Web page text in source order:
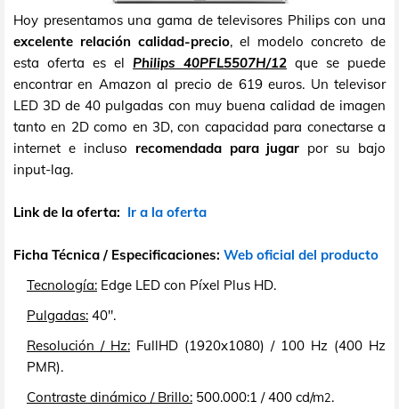
Hoy presentamos una gama de televisores Philips con una
excelente relación calidad-precio, el modelo concreto de
esta oferta es el Philips 40PFL5507H/12 que se puede
encontrar en Amazon al precio de 619 euros. Un televisor
LED 3D de 40 pulgadas con muy buena calidad de imagen
tanto en 2D como en 3D, con capacidad para conectarse a
internet e incluso recomendada para jugar por su bajo
input-lag.
Link de la oferta: Ir a la oferta
Ficha Técnica / Especificaciones: Web oficial del producto
Tecnología: Edge LED con Píxel Plus HD.
Pulgadas: 40".
Resolución / Hz: FullHD (1920x1080) / 100 Hz (400 Hz
PMR).
Contraste dinámico / Brillo: 500.000:1 / 400 cd/m2.